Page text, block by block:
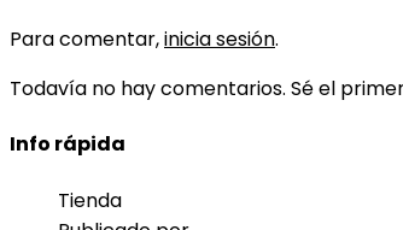
Para comentar,inicia sesión.
Todavía no hay comentarios. Sé el
Info rápida
Tienda